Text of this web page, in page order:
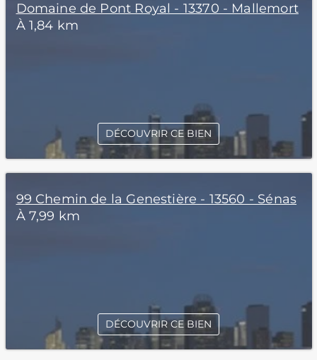
Domaine de Pont Royal - 13370 - Mallemort
À 1,84 km
DÉCOUVRIR CE BIEN
99 Chemin de la Genestière - 13560 - Sénas
À 7,99 km
DÉCOUVRIR CE BIEN